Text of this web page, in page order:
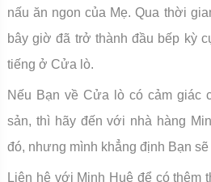
nấu ăn ngon của Mẹ. Qua thời
bây giờ đã trở thành đầu bếp kỳ
tiếng ở Cửa lò.
Nếu Bạn về Cửa lò có cảm giác
sản, thì hãy đến với nhà hàng
đó, nhưng mình khẳng định Bạn
Liên hệ với Minh Huệ để có thêm